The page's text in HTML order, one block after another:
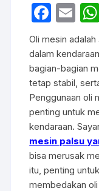
F
a
c
e
b
o
o
k
E
m
ail
Oli mesin
dalam
bagian-bagian
tetap stabil,
Penggunaan oli
penting untuk
kendaraan.
mesin palsu
bisa merusak
itu, penting
membedakan